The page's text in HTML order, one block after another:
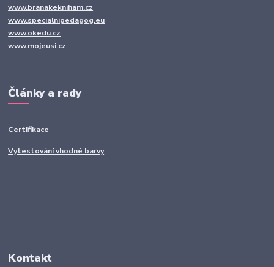
www.branakekniham.cz
www.specialnipedagog.eu
www.okedu.cz
www.mojeusi.cz
Články a rady
Certifikace
Vytestování vhodné barvy
Kontakt